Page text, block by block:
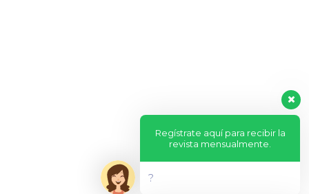
Regístrate aquí para recibir la
revista mensualmente.
?